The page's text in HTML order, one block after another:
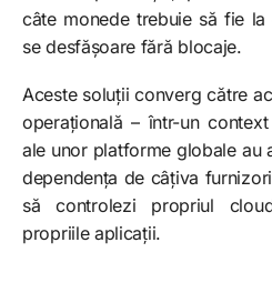
câte monede trebuie să fie
se desfășoare fără blocaje.
Aceste soluții converg către
operațională – într-un
ale unor platforme globale au
dependența de câțiva
să controlezi propriul
propriile aplicații.